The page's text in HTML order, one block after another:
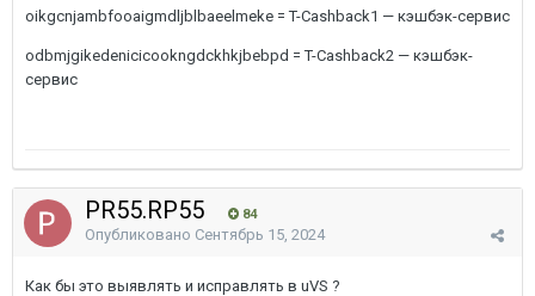
oikgcnjambfooaigmdljblbaeelmeke = T-Сashback1 — кэшбэк-сервис
odbmjgikedenicicookngdckhkjbebpd = T-Сashback2 — кэшбэк-
сервис
PR55.RP55 84
Опубликовано Сентябрь 15, 2024
Как бы это выявлять и исправлять в uVS ?